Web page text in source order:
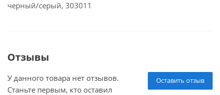
черный/серый, 303011
Отзывы
Оставить отзыв
У данного товара нет отзывов.
Станьте первым, кто оставил